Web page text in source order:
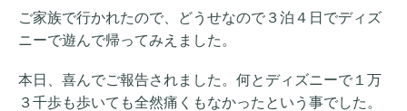
ご家族で行かれたので、どうせなので３泊４日でディズ
ニーで遊んで帰ってみえました。
本日、喜んでご報告されました。何とディズニーで１万
３千歩も歩いても全然痛くもなかったという事でした。